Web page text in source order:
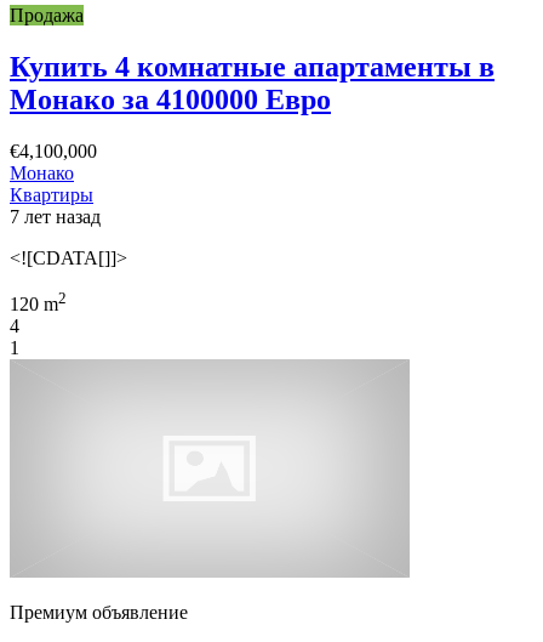
Продажа
Купить 4 комнатные апартаменты в
Монако за 4100000 Евро
€4,100,000
Монако
Квартиры
7 лет назад
<![CDATA[]]>
120 m2
4
1
Премиум объявление